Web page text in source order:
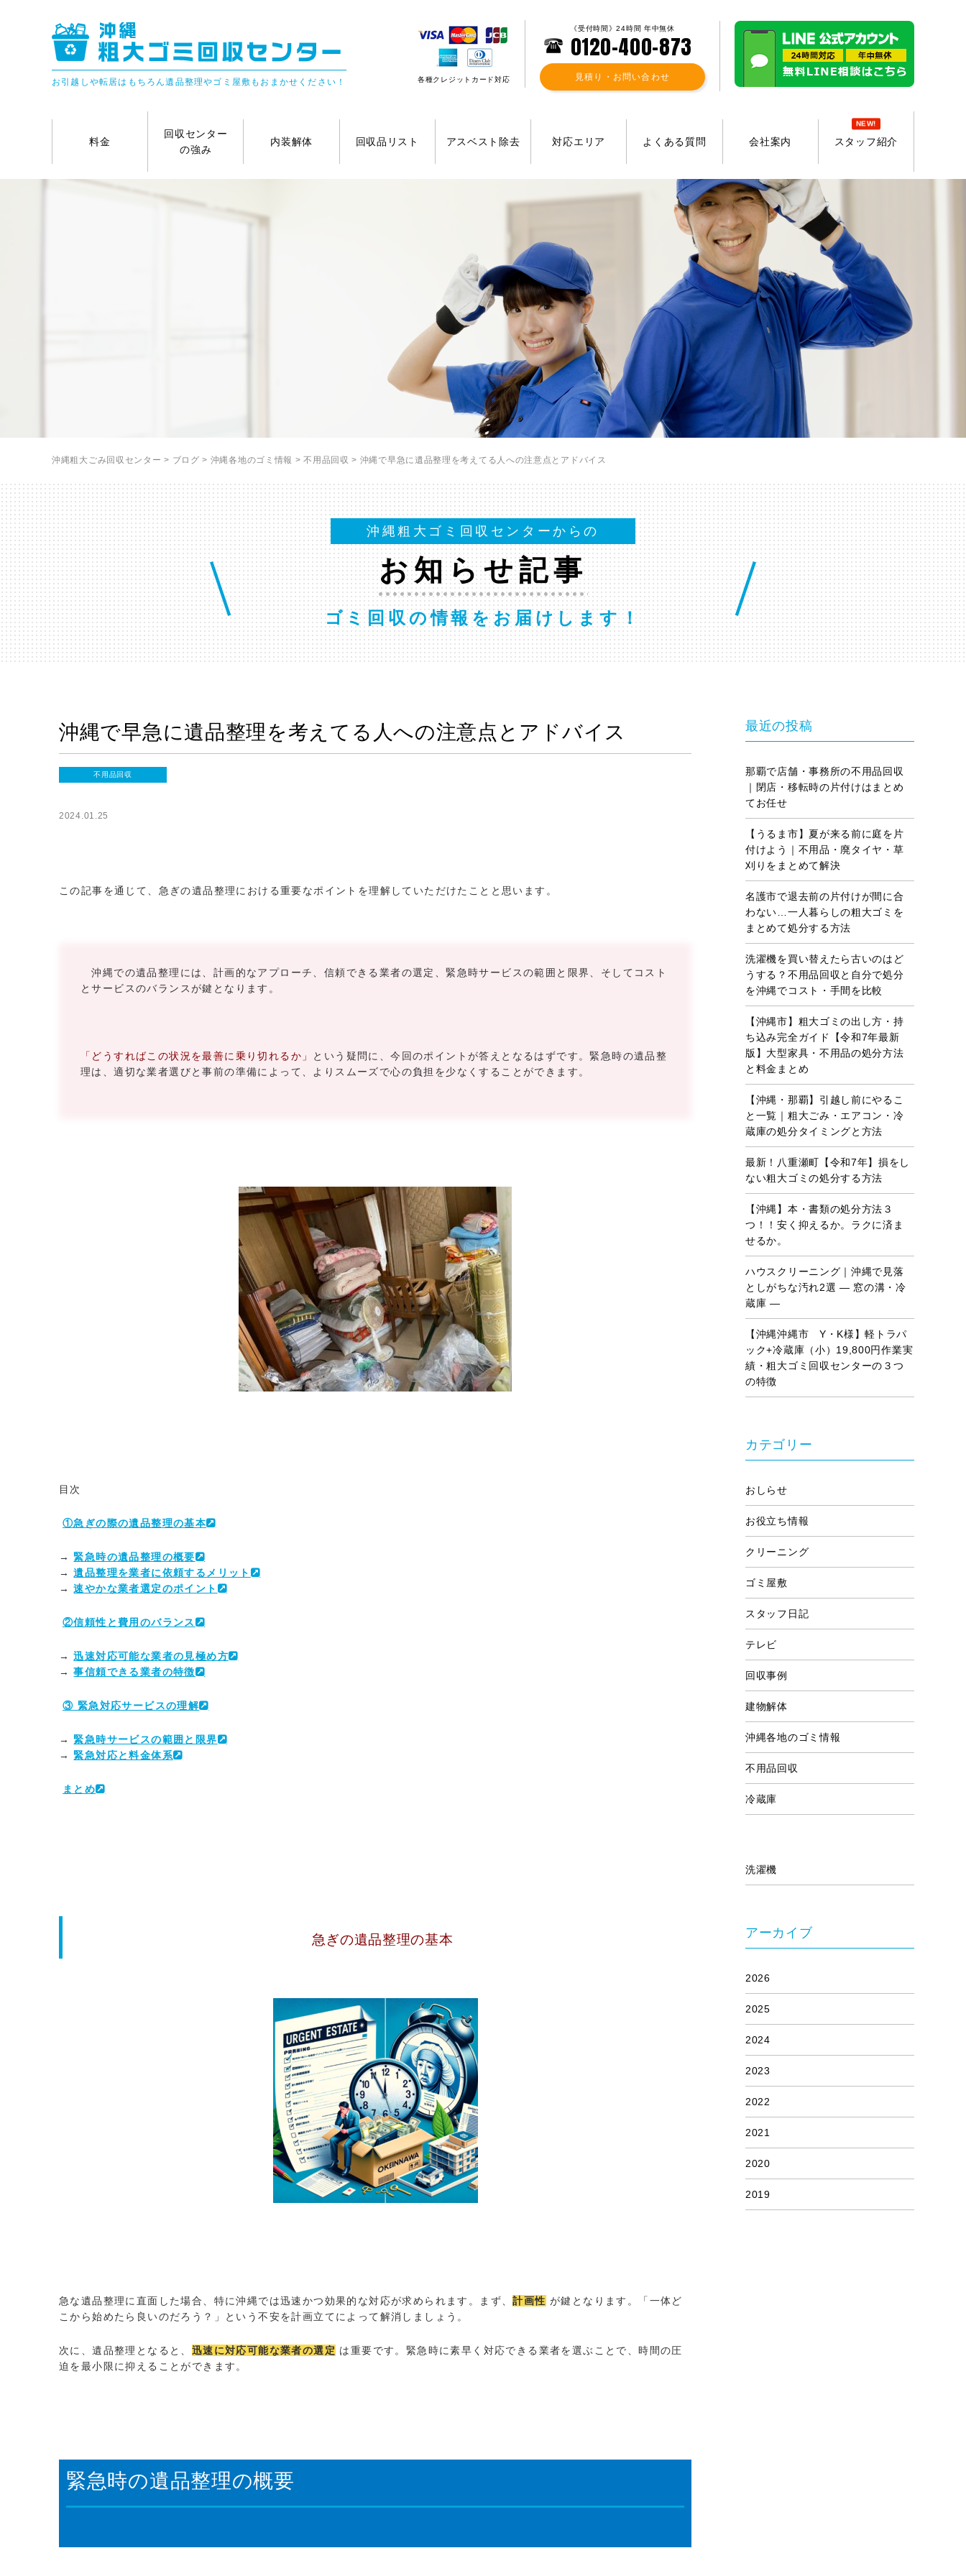
お引越しや転居はもちろん遺品整理やゴミ屋敷もおまかせください！ 各種クレジットカード対応
《受付時間》24時間 年中無休
0120-400-873
見積り・お問い合わせ
料金
回収センター
の強み
内装解体 回収品リスト アスベスト除去 対応エリア よくある質問 会社案内 スタッフ紹介
NEW!
沖縄粗大ごみ回収センター > ブログ > 沖縄各地のゴミ情報 >不用品回収 > 沖縄で早急に遺品整理を考えてる人への注意点とアドバイス
沖縄粗大ゴミ回収センターからの
お知らせ記事
ゴミ回収の情報をお届けします！
沖縄で早急に遺品整理を考えてる人への注意点とアドバイス
不用品回収
2024.01.25
この記事を通じて、急ぎの遺品整理における重要なポイントを理解していただけたことと思います。
沖縄での遺品整理には、計画的なアプローチ、信頼できる業者の選定、緊急時サービスの範囲と限界、そしてコスト
とサービスのバランスが鍵となります。
「どうすればこの状況を最善に乗り切れるか」 という疑問に、今回のポイントが答えとなるはずです。緊急時の遺品整
理は、適切な業者選びと事前の準備によって、よりスムーズで心の負担を少なくすることができます。
目次
①急ぎの際の遺品整理の基本
→ 緊急時の遺品整理の概要
→ 遺品整理を業者に依頼するメリット
→ 速やかな業者選定のポイント
②信頼性と費用のバランス
→ 迅速対応可能な業者の見極め方
→ 事信頼できる業者の特徴
③ 緊急対応サービスの理解
→ 緊急時サービスの範囲と限界
→ 緊急対応と料金体系
まとめ
急ぎの遺品整理の基本
急な遺品整理に直面した場合、特に沖縄では迅速かつ効果的な対応が求められます。まず、計画性 が鍵となります。「一体ど
こから始めたら良いのだろう？」という不安を計画立てによって解消しましょう。
次に、遺品整理となると、 迅速に対応可能な業者の選定 は重要です。緊急時に素早く対応できる業者を選ぶことで、時間の圧
迫を最小限に抑えることができます。
緊急時の遺品整理の概要
最近の投稿
那覇で店舗・事務所の不用品回収
｜閉店・移転時の片付けはまとめ
てお任せ
【うるま市】夏が来る前に庭を片
付けよう｜不用品・廃タイヤ・草
刈りをまとめて解決
名護市で退去前の片付けが間に合
わない…一人暮らしの粗大ゴミを
まとめて処分する方法
洗濯機を買い替えたら古いのはど
うする？不用品回収と自分で処分
を沖縄でコスト・手間を比較
【沖縄市】粗大ゴミの出し方・持
ち込み完全ガイド【令和7年最新
版】大型家具・不用品の処分方法
と料金まとめ
【沖縄・那覇】引越し前にやるこ
と一覧｜粗大ごみ・エアコン・冷
蔵庫の処分タイミングと方法
最新！八重瀬町【令和7年】損をし
ない粗大ゴミの処分する方法
【沖縄】本・書類の処分方法３
つ！！安く抑えるか。ラクに済ま
せるか。
ハウスクリーニング｜沖縄で見落
としがちな汚れ2選 ― 窓の溝・冷
蔵庫 ―
【沖縄沖縄市 Y・K様】軽トラパ
ック+冷蔵庫（小）19,800円作業実
績・粗大ゴミ回収センターの３つ
の特徴
カテゴリー
おしらせ
お役立ち情報
クリーニング
ゴミ屋敷
スタッフ日記
テレビ
回収事例
建物解体
沖縄各地のゴミ情報
不用品回収
冷蔵庫
洗濯機
アーカイブ
2026
2025
2024
2023
2022
2021
2020
2019